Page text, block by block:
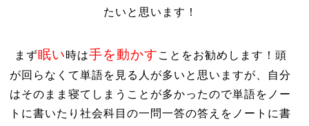
たいと思います！
まず眠い時は手を動かす ことをお勧めします！頭
が回らなくて単語を見る人が多いと思いますが、自分
はそのまま寝てしまうことが多かったので単語をノー
トに書いたり社会科目の一問一答の答えをノートに書